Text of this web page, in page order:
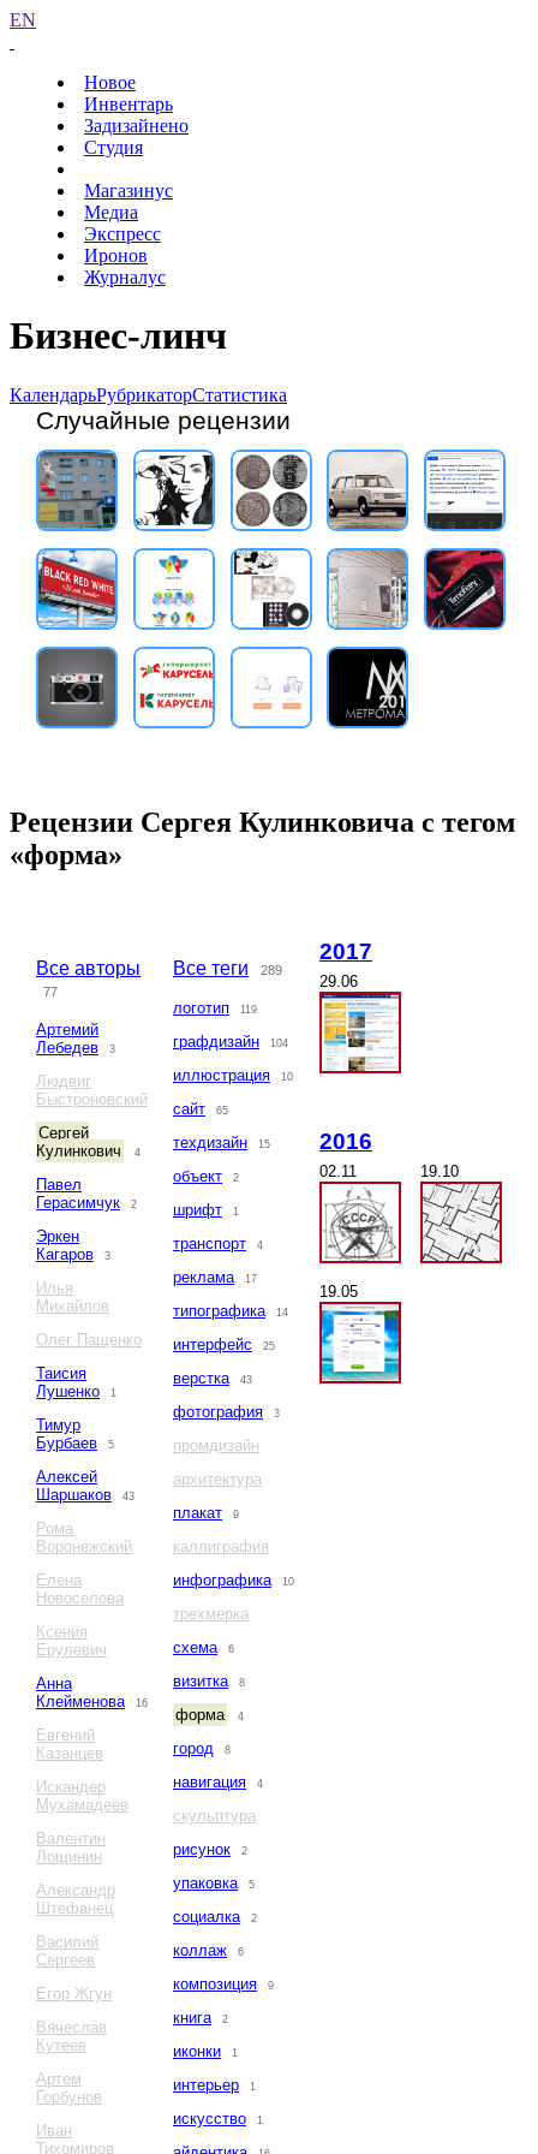
EN
Новое
Инвентарь
Задизайнено
Студия
Магазинус
Медиа
Экспресс
Иронов
Журналус
Бизнес-линч
КалендарьРубрикаторСтатистика
Случайные рецензии
Рецензии Сергея Кулинковича с тегом
«форма»
Все авторы
77
Артемий
Лебедев
3
Людвиг
Быстроновский
Сергей
Кулинкович
4
Павел
Герасимчук
2
Эркен
Кагаров
3
Илья
Михайлов
Олег Пащенко
Таисия
Лушенко
1
Тимур
Бурбаев
5
Алексей
Шаршаков
43
Рома
Воронежский
Елена
Новоселова
Ксения
Ерулевич
Анна
Клейменова
16
Евгений
Казанцев
Искандер
Мухамадеев
Валентин
Лощинин
Александр
Штефанец
Василий
Сергеев
Егор Жгун
Вячеслав
Кутеев
Артем
Горбунов
Иван
Тихомиров
Все теги 289
логотип 119
графдизайн 104
иллюстрация 10
сайт 65
техдизайн 15
объект 2
шрифт 1
транспорт 4
реклама 17
типографика 14
интерфейс 25
верстка 43
фотография 3
промдизайн
архитектура
плакат
9
каллиграфия
инфографика
10
трехмерка
схема
6
визитка 8
форма 4
город 8
навигация 4
скульптура
рисунок
2
упаковка 5
социалка 2
коллаж 6
композиция 9
книга 2
иконки 1
интерьер 1
искусство 1
2017
29.06
2016
02.11 19.10
19.05